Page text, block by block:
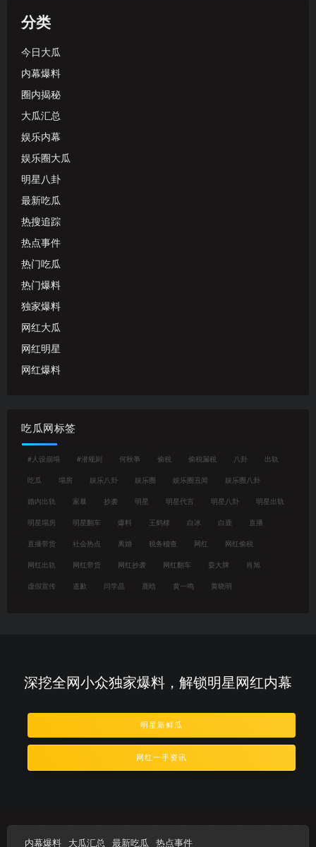
分类
今日大瓜
内幕爆料
圈内揭秘
大瓜汇总
娱乐内幕
娱乐圈大瓜
明星八卦
最新吃瓜
热搜追踪
热点事件
热门吃瓜
热门爆料
独家爆料
网红大瓜
网红明星
网红爆料
吃瓜网标签
#人设崩塌 #潜规则 何秋亊 偷税 偷税漏税 八卦 出轨
吃瓜 塌房 娱乐八卦 娱乐圈 娱乐圈丑闻 娱乐圈八卦
婚内出轨 家暴 抄袭 明星 明星代言 明星八卦 明星出轨
明星塌房 明星翻车 爆料 王鹤棣 白冰 白鹿 直播
直播带货 社会热点 离婚 税务稽查 网红 网红偷税
网红出轨 网红带货 网红抄袭 网红翻车 耍大牌 肖旭
虚假宣传 道歉 闫学晶 鹿晗 黄一鸣 黄晓明
深挖全网小众独家爆料，解锁明星网红内幕
明星新鲜瓜
网红一手资讯
内幕爆料 大瓜汇总 最新吃瓜 热点事件